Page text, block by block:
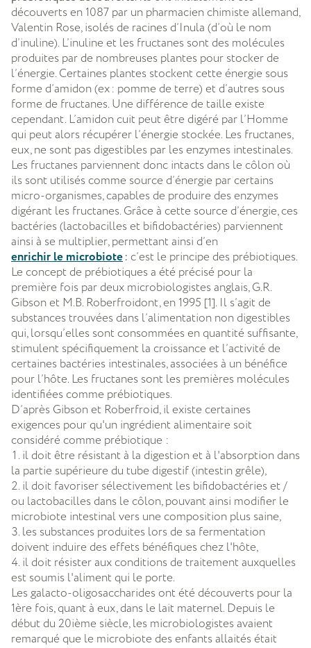
découverts en 1087 par un pharmacien chimiste allemand,
Valentin Rose, isolés de racines d’Inula (d’où le nom
d’inuline). L’inuline et les fructanes sont des molécules
produites par de nombreuses plantes pour stocker de
l’énergie. Certaines plantes stockent cette énergie sous
forme d’amidon (ex : pomme de terre) et d’autres sous
forme de fructanes. Une différence de taille existe
cependant. L’amidon cuit peut être digéré par l’Homme
qui peut alors récupérer l’énergie stockée. Les fructanes,
eux, ne sont pas digestibles par les enzymes intestinales.
Les fructanes parviennent donc intacts dans le côlon où
ils sont utilisés comme source d’énergie par certains
micro-organismes, capables de produire des enzymes
digérant les fructanes. Grâce à cette source d’énergie, ces
bactéries (lactobacilles et bifidobactéries) parviennent
ainsi à se multiplier, permettant ainsi d’en
enrichir le microbiote: c’est le principe des prébiotiques.
Le concept de prébiotiques a été précisé pour la
première fois par deux microbiologistes anglais, G.R.
Gibson et M.B. Roberfroidont, en 1995 [1]. Il s’agit de
substances trouvées dans l’alimentation non digestibles
qui, lorsqu’elles sont consommées en quantité suffisante,
stimulent spécifiquement la croissance et l’activité de
certaines bactéries intestinales, associées à un bénéfice
pour l’hôte. Les fructanes sont les premières molécules
identifiées comme prébiotiques.
D’après Gibson et Roberfroid, il existe certaines
exigences pour qu'un ingrédient alimentaire soit
considéré comme prébiotique :
il doit être résistant à la digestion et à l'absorption dans
la partie supérieure du tube digestif (intestin grêle),
il doit favoriser sélectivement les bifidobactéries et /
ou lactobacilles dans le côlon, pouvant ainsi modifier le
microbiote intestinal vers une composition plus saine,
les substances produites lors de sa fermentation
doivent induire des effets bénéfiques chez l'hôte,
il doit résister aux conditions de traitement auxquelles
est soumis l'aliment qui le porte.
Les galacto-oligosaccharides ont été découverts pour la
1ère fois, quant à eux, dans le lait maternel. Depuis le
début du 20ième siècle, les microbiologistes avaient
remarqué que le microbiote des enfants allaités était